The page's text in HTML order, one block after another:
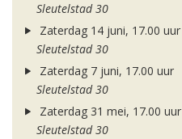
Sleutelstad 30
Zaterdag 14 juni, 17.00 uur
Sleutelstad 30
Zaterdag 7 juni, 17.00 uur
Sleutelstad 30
Zaterdag 31 mei, 17.00 uur
Sleutelstad 30